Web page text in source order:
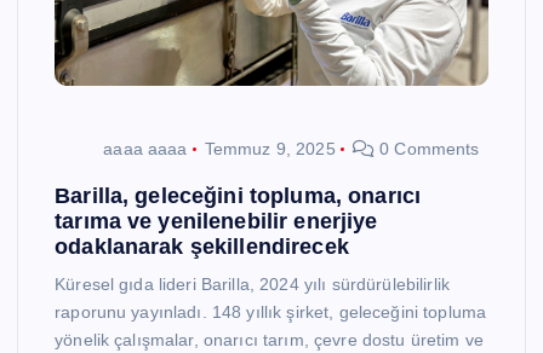
aaaa aaaa Temmuz 9, 2025 0 Comments
Barilla, geleceğini topluma, onarıcı
tarıma ve yenilenebilir enerjiye
odaklanarak şekillendirecek
Küresel gıda lideri Barilla, 2024 yılı sürdürülebilirlik
raporunu yayınladı. 148 yıllık şirket, geleceğini topluma
yönelik çalışmalar, onarıcı tarım, çevre dostu üretim ve